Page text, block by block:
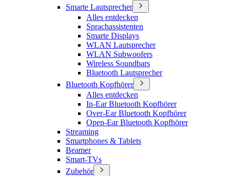
Smarte Lautsprecher
Alles entdecken
Sprachassistenten
Smarte Displays
WLAN Lautsprecher
WLAN Subwoofers
Wireless Soundbars
Bluetooth Lautsprecher
Bluetooth Kopfhörer
Alles entdecken
In-Ear Bluetooth Kopfhörer
Over-Ear Bluetooth Kopfhörer
Open-Ear Bluetooth Kopfhörer
Streaming
Smartphones & Tablets
Beamer
Smart-TVs
Zubehör